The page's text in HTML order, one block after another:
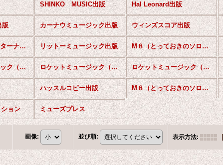
SHINKO MUSIC出版 Hal Leonard出版
版 カーナウミュージック出版 ウィンズスコア出版
ウェスタン・インターナショナル出版 リットーミュージック出版 M８（とっておきのソロシリーズ）
ロケットミュージック（若林愛ソロシリーズ） ロケットミュージック（三浦こと美ソロシリーズ） ロケットミュージック（ソロコンテスト・レパートリー）バスクラリネット
ハッスルコピー出版 M８（とっておきのソロシリーズ）バスクラリネット
ョン ミューズプレス
画像: 並び順: 表示方法: